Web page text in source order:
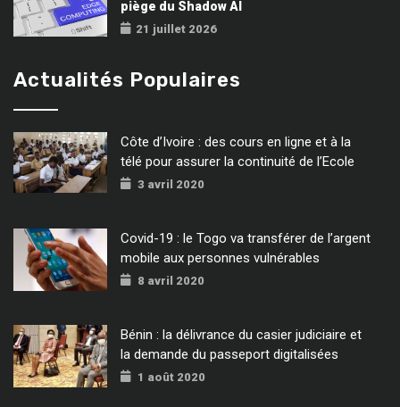
piège du Shadow AI
21 juillet 2026
Actualités Populaires
Côte d’Ivoire : des cours en ligne et à la
télé pour assurer la continuité de l’Ecole
3 avril 2020
Covid-19 : le Togo va transférer de l’argent
mobile aux personnes vulnérables
8 avril 2020
Bénin : la délivrance du casier judiciaire et
la demande du passeport digitalisées
1 août 2020